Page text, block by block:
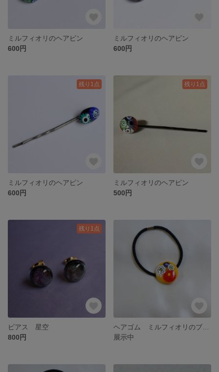
ミルフィオリのヘアピン
600円
ミルフィオリのヘアピン
600円
残り1点
ミルフィオリのヘアピン
600円
残り1点
ミルフィオリのヘアピン
500円
残り1点
ピアス 星空
800円
展示中